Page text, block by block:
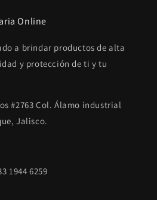
Online
a brindar productos de alta
y protección de ti y tu
#2763 Col. Álamo industrial
Jalisco.
1944 6259